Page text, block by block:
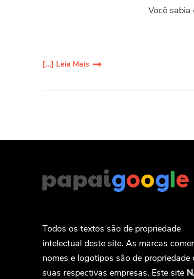
Você
[...] Leia Mais
Todos os textos são de propriedade
intelectual deste site. As marcas
nomes e logotipos são de propriedade
suas respectivas empresas. Este site